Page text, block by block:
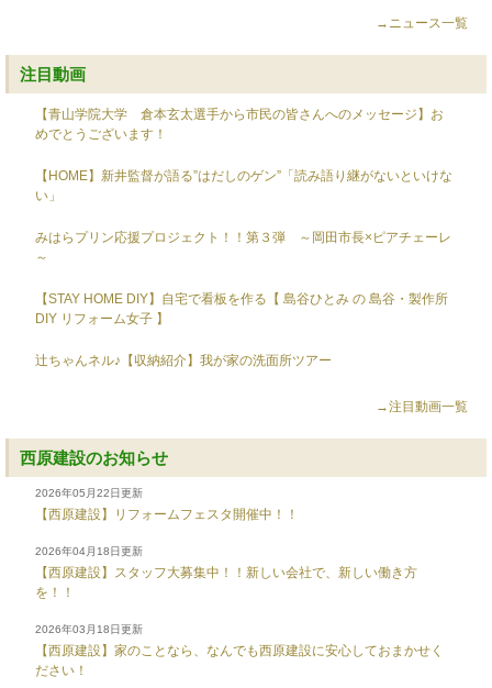
→ニュース一覧
注目動画
【青山学院大学 倉本玄太選手から市民の皆さんへのメッセージ】お
めでとうございます！
【HOME】新井監督が語る”はだしのゲン”「読み語り継がないといけな
い」
みはらプリン応援プロジェクト！！第３弾 ～岡田市長×ピアチェーレ
～
【STAY HOME DIY】自宅で看板を作る【 島谷ひとみ の 島谷・製作所
DIY リフォーム女子 】
辻ちゃんネル♪【収納紹介】我が家の洗面所ツアー
→注目動画一覧
西原建設のお知らせ
2026年05月22日更新
【西原建設】リフォームフェスタ開催中！！
2026年04月18日更新
【西原建設】スタッフ大募集中！！新しい会社で、新しい働き方
を！！
2026年03月18日更新
【西原建設】家のことなら、なんでも西原建設に安心しておまかせく
ださい！